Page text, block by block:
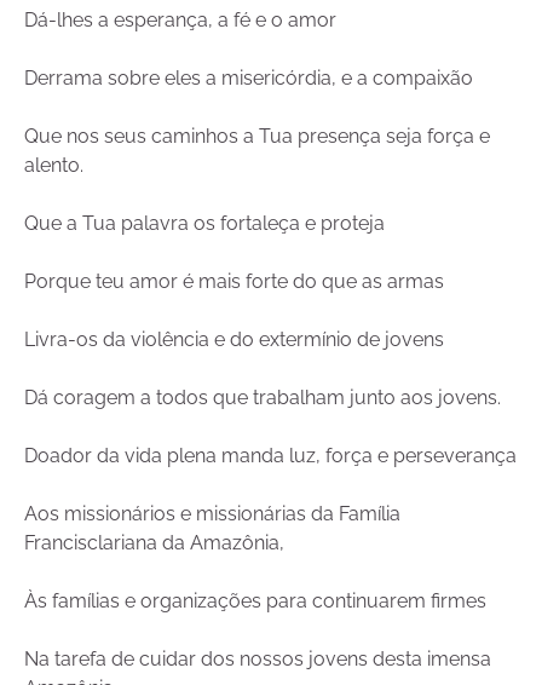
Dá-lhes a esperança, a fé e o amor
Derrama sobre eles a misericórdia, e a compaixão
Que nos seus caminhos a Tua presença seja força e
alento.
Que a Tua palavra os fortaleça e proteja
Porque teu amor é mais forte do que as armas
Livra-os da violência e do extermínio de jovens
Dá coragem a todos que trabalham junto aos jovens.
Doador da vida plena manda luz, força e perseverança
Aos missionários e missionárias da Família
Francisclariana da Amazônia,
Às famílias e organizações para continuarem firmes
Na tarefa de cuidar dos nossos jovens desta imensa